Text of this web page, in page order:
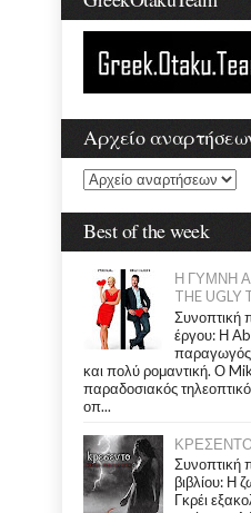
Αρχείο
Best of the week
Η ΓΥΜΝΗ
THE UGLY
Συνοπτική
έργου: Η
και πολύ ρομαντική. Ο
παραδοσιακός
οπ...
Συνοπτική
βιβλίου: Η
Γκρέι